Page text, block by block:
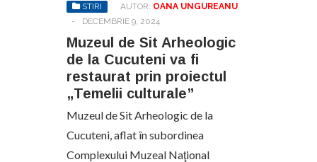
STIRI AUTOR: OANA UNGUREANU
-
DECEMBRIE 9, 2024
Muzeul de Sit Arheologic
de la Cucuteni va fi
restaurat prin proiectul
„Temelii culturale”
Muzeul de Sit Arheologic de la
Cucuteni, aflat în subordinea
Complexului Muzeal Naţional